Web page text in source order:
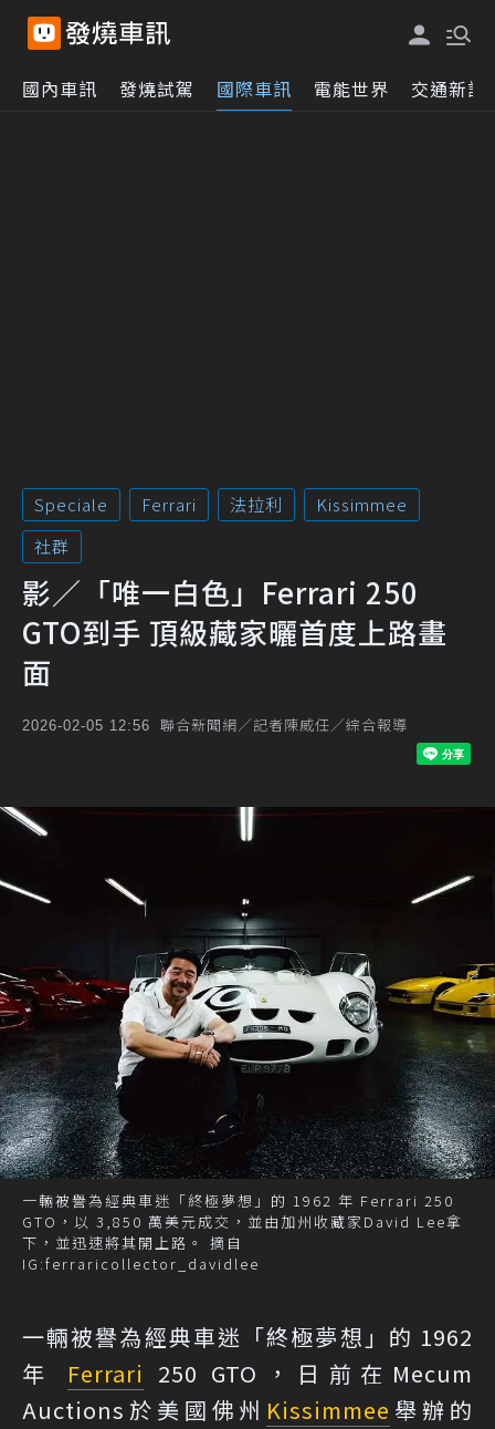
國內車訊 發燒試駕 國際車訊 電能世界 交通新訊
Speciale Ferrari 法拉利
Kissimmee
社群
影／「唯一白色」Ferrari 250
GTO到手 頂級藏家曬首度上路畫
面
2026-02-05 12:56 聯合新聞網／記者陳威任／綜合報導
一輛被譽為經典車迷「終極夢想」的 1962 年 Ferrari 250
GTO，以 3,850 萬美元成交，並由加州收藏家David Lee拿
下，並迅速將其開上路。 摘自
IG:ferraricollector_davidlee
一輛被譽為經典車迷「終極夢想」的 1962
年 Ferrari 250 GTO，日前在Mecum
Auctions於美國佛州 Kissimmee 舉辦的